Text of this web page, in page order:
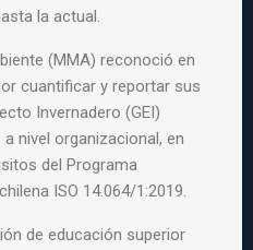
la actual.
(MMA) reconoció en
cuantificar y reportar sus
Invernadero (GEI)
nivel organizacional, en
del Programa
ISO 14.064/1:2019.
de educación superior